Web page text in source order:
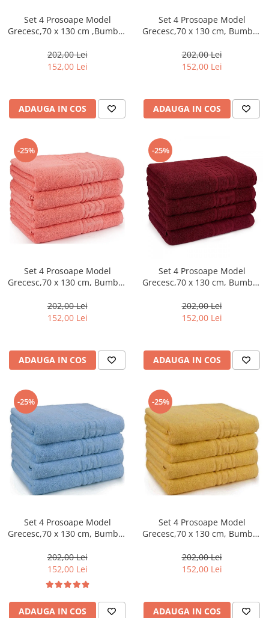
Set 4 Prosoape Model
Grecesc,70 x 130 cm ,Bumbac
Portocaliu-CT4
202,00 Lei
152,00 Lei
ADAUGA IN COS
Set 4 Prosoape Model
Grecesc,70 x 130 cm, Bumbac
Albastru-CT5
202,00 Lei
152,00 Lei
ADAUGA IN COS
-25%
Set 4 Prosoape Model
Grecesc,70 x 130 cm, Bumbac
Somon-CT6
202,00 Lei
152,00 Lei
ADAUGA IN COS
-25%
Set 4 Prosoape Model
Grecesc,70 x 130 cm, Bumbac
Grena-CT7
202,00 Lei
152,00 Lei
ADAUGA IN COS
-25%
Set 4 Prosoape Model
Grecesc,70 x 130 cm, Bumbac
Blue-CT8
202,00 Lei
152,00 Lei
ADAUGA IN COS
-25%
Set 4 Prosoape Model
Grecesc,70 x 130 cm, Bumbac
Galben-CT8
202,00 Lei
152,00 Lei
ADAUGA IN COS